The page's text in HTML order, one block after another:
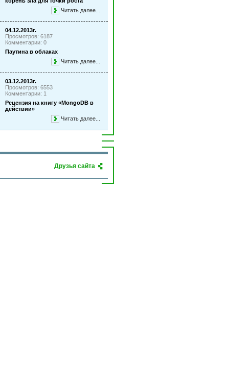
Читать далее...
04.12.2013г.
Просмотров: 6187
Комментарии: 0
Паутина в облаках
Читать далее...
03.12.2013г.
Просмотров: 6553
Комментарии: 1
Рецензия на книгу «MongoDB в
действии»
Читать далее...
Друзья сайта